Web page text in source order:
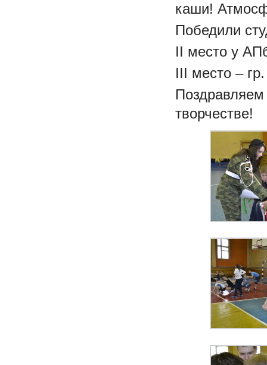
каши!
Победили
II место у
III место –
творчестве!